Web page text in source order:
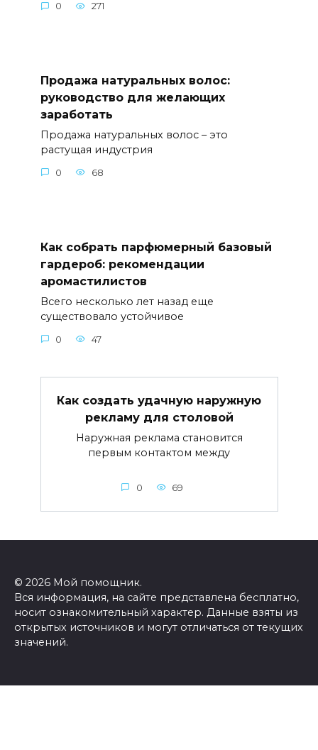
0 271
Продажа натуральных волос:
руководство для желающих
заработать
Продажа натуральных волос – это
растущая индустрия
0 68
Как собрать парфюмерный базовый
гардероб: рекомендации
аромастилистов
Всего несколько лет назад еще
существовало устойчивое
0 47
Как создать удачную наружную
рекламу для столовой
Наружная реклама становится
первым контактом между
0 69
© 2026 Мой помощник.
Вся информация, на сайте представлена бесплатно,
носит ознакомительный характер. Данные взяты из
открытых источников и могут отличаться от текущих
значений.